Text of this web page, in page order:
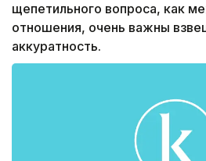
щепетильного вопроса, как
отношения, очень важны
аккуратность.